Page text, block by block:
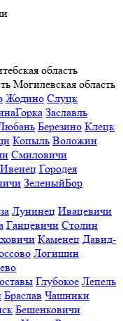
область
Могилевская область
Жодино Слуцк
Заславль
Березино Клецк
Копыль Воложин
Смиловичи
Ивенец Городея
ЗеленыйБор
Лунинец Ивацевичи
Ганцевичи Столин
Каменец Давид-
Логишин
Глубокое Лепель
Браслав Чашники
Бешенковичи